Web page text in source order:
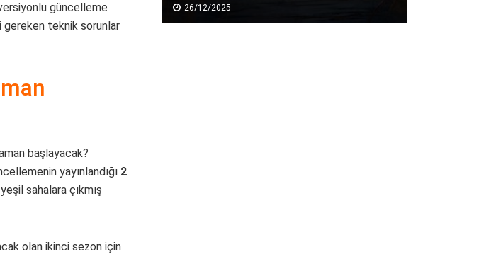
güncelleme
gereken teknik sorunlar
başlayacak?
yayınlandığı 2
sahalara çıkmış
olan ikinci sezon için
26/12/2025